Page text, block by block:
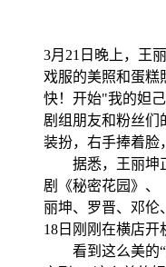
3月 21 日 晚上，王
戏服的美照和蛋糕
快！开始"我的妲己
剧组朋友和粉丝们
装扮，右手捧着脸
据悉，王丽坤正
剧《秘密花园》、
丽坤、罗晋、邓伦
18 日 刚刚在横店开
看到这么美的“